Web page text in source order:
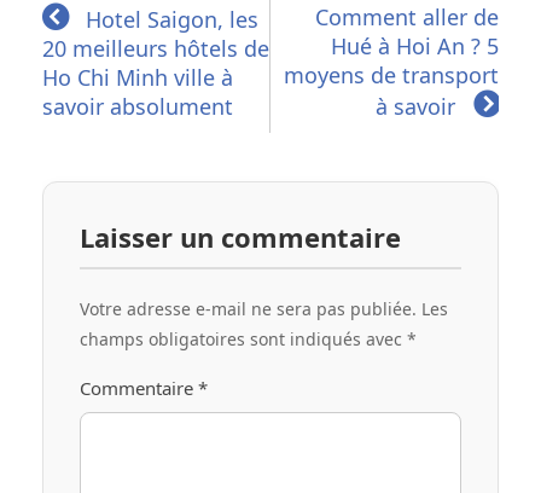
Hotel Saigon, les
20 meilleurs hôtels de
Ho Chi Minh ville à
savoir absolument
Comment aller de
Hué à Hoi An ? 5
moyens de transport
à savoir
Laisser un commentaire
Votre adresse e-mail ne sera pas publiée. Les
champs obligatoires sont indiqués avec *
Commentaire *